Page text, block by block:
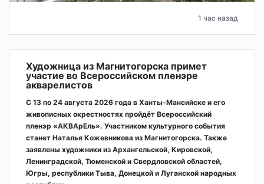
1 час назад
Художница из Магнитогорска примет
участие во Всероссийском пленэре
акварелистов
С 13 по 24 августа 2026 года в Ханты-Мансийске и его
живописных окрестностях пройдёт Всероссийский
пленэр «АКВАрЕль». Участником культурного события
станет Наталья Кожевникова из Магнитогорска. Также
заявлены художники из Архангельской, Кировской,
Ленинградской, Тюменской и Свердловской областей,
Югры, республики Тыва, Донецкой и Луганской народных